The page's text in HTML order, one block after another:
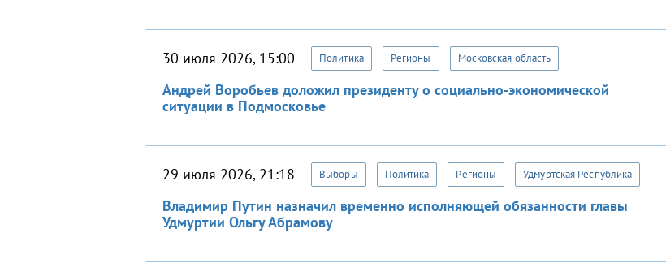
30 июля 2026, 15:00 Политика Регионы Московская область
Андрей Воробьев доложил президенту о социально-экономической
ситуации в Подмосковье
29 июля 2026, 21:18 Выборы Политика Регионы Удмуртская Республика
Владимир Путин назначил временно исполняющей обязанности главы
Удмуртии Ольгу Абрамову